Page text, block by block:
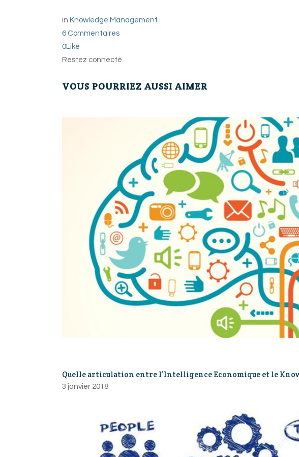
in Knowledge Management
6 Commentaires
0Like
Restez connecté
VOUS POURRIEZ AUSSI AIMER
Quelle articulation entre l’Intelligence Economique et le
3 janvier 2018